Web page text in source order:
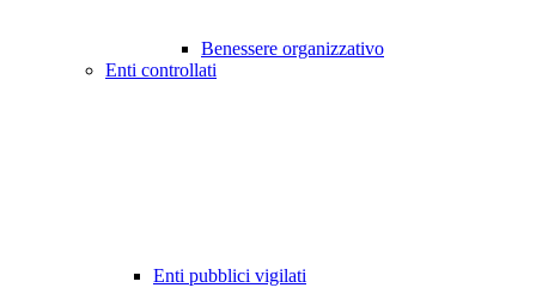
Benessere organizzativo
Enti controllati
Enti pubblici vigilati